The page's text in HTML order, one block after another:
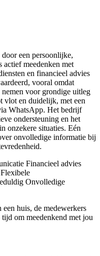
een persoonlijke,
meedenken met
en financieel advies
vooral omdat
voor grondige uitleg
vlot en duidelijk, met een
WhatsApp. Het bedrijf
ondersteuning en het
onzekere situaties. Eén
onvolledige informatie bij
Financieel advies
Flexibele
Onvolledige
huis, de medewerkers
om meedenkend met jou